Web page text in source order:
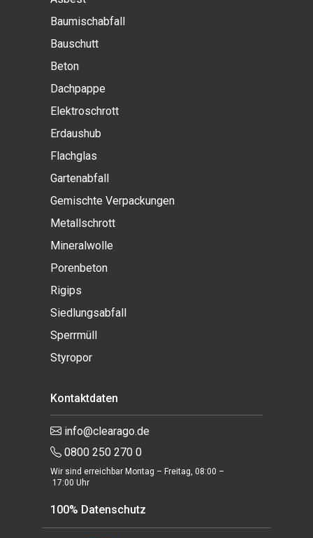
Baumischabfall
Bauschutt
Beton
Dachpappe
Elektroschrott
Erdaushub
Flachglas
Gartenabfall
Gemischte Verpackungen
Metallschrott
Mineralwolle
Porenbeton
Rigips
Siedlungsabfall
Sperrmüll
Styropor
Kontaktdaten
info@clearago.de
0800 250 270 0
Wir sind erreichbar Montag – Freitag, 08:00 –
17:00 Uhr
100% Datenschutz